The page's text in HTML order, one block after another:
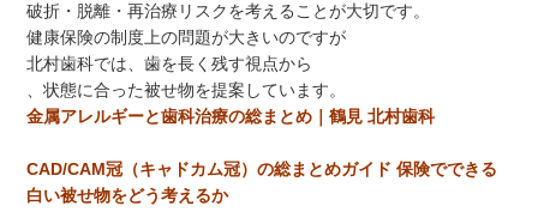
破折・脱離・再治療リスクを考えることが大切です。
健康保険の制度上の問題が大きいのですが
北村歯科では、歯を長く残す視点から
、状態に合った被せ物を提案しています。
金属アレルギーと歯科治療の総まとめ｜鶴見 北村歯科
CAD/CAM冠（キャドカム冠）の総まとめガイド 保険でできる
白い被せ物をどう考えるか